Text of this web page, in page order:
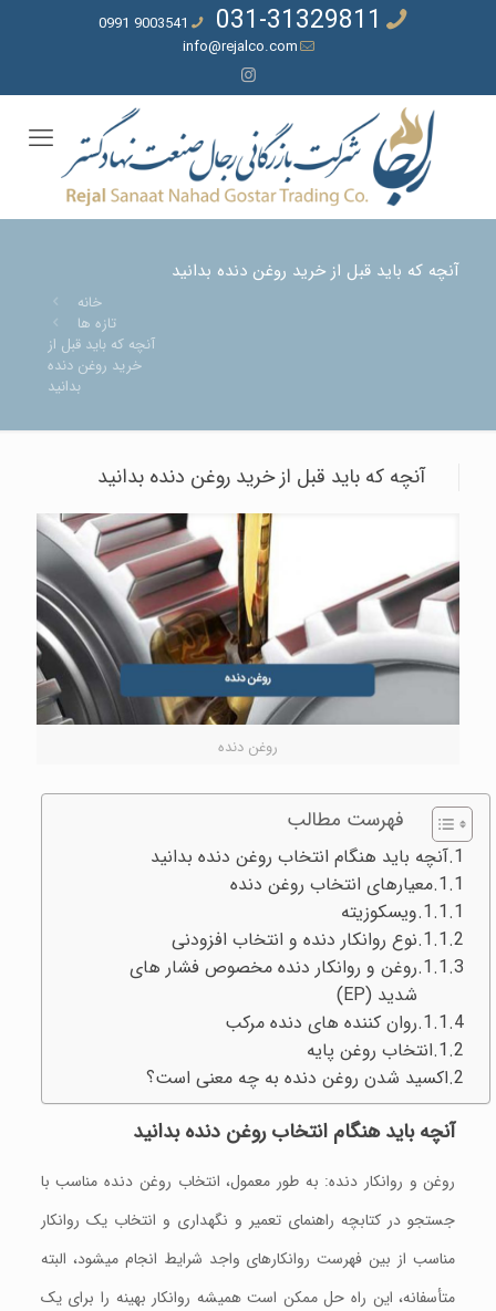
031-31329811
9003541 0991
info@rejalco.com
آنچه که باید قبل از خرید روغن دنده بدانید
خانه
تازه ها
آنچه که باید قبل از
خرید روغن دنده
بدانید
آنچه که باید قبل از خرید روغن دنده بدانید
روغن دنده
فهرست مطالب
آنچه باید هنگام انتخاب روغن دنده بدانید
معیارهای انتخاب روغن دنده
ویسکوزیته
نوع روانکار دنده و انتخاب افزودنی
روغن و روانکار دنده مخصوص فشار های
شديد (EP)
روان کننده های دنده مرکب
انتخاب روغن پایه
اکسید شدن روغن دنده به چه معنی است؟
آنچه باید هنگام انتخاب روغن دنده بدانید
روغن و روانکار دنده: به طور معمول، انتخاب روغن دنده مناسب با
جستجو در کتابچه راهنمای تعمیر و نگهداری و انتخاب یک روانکار
مناسب از بين فهرست روانکارهای واجد شرایط انجام ميشود، البته
متأسفانه، این راه حل ممکن است همیشه روانکار بهینه را برای یک